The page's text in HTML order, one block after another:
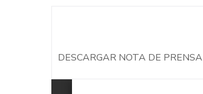
DESCARGAR NOTA DE PRENSA